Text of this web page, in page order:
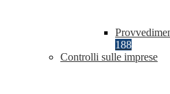
188
Controlli sulle imprese